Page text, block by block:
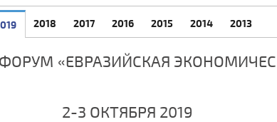
2018 2017 2016 2015 2014 2013
«ЕВРАЗИЙСКАЯ
2-3 ОКТЯБРЯ 2019